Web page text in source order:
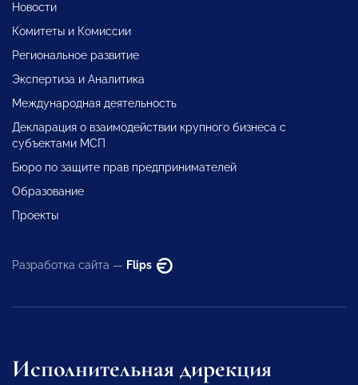
Новости
Комитеты и Комиссии
Региональное развитие
Экспертиза и Аналитика
Международная деятельность
Декларация о взаимодействии крупного бизнеса с
субъектами МСП
Бюро по защите прав предпринимателей
Образование
Проекты
Разработка сайта — Flips
Исполнительная дирекция